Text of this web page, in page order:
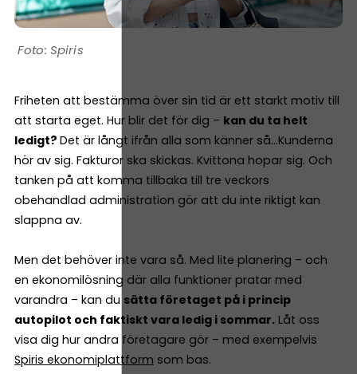
Spiris
Friheten att bestämma över sin tid är ett starkt motiv till
att starta eget. Hur blir det för dig – kan du ta helt
ledigt? Det är långt ifrån alla som känner så…Kunderna
hör av sig. Fakturor ska skickas. Kvittona hopar sig. Och
tanken på att komma tillbaka till tre veckors
obehandlad administration gör att du inte riktigt kan
slappna av.
Men det behöver inte vara så. Med lite planering – och
en ekonomilösning där alla funktioner pratar med
varandra – kan du sätta företaget på i princip
autopilot och faktiskt vara ledig i sommar. Låt oss
visa dig hur andra företagare gör – med exempelvis
Spiris ekonomiplattform som bas.